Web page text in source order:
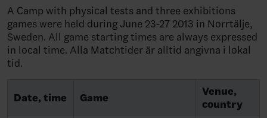
A Camp with physical tests and three exhibitions
games were held during June 23-27 2013 in Norrtälje,
Sweden. All game starting times are always expressed
in local time. Alla Matchtider är alltid angivna i lokal
tid.
Date, time Game
Venue,
country